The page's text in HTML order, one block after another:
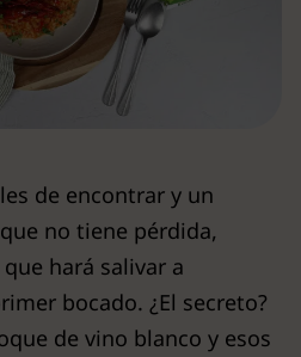
de encontrar y un
no tiene pérdida,
hará salivar a
bocado. ¿El secreto?
de vino blanco y esos